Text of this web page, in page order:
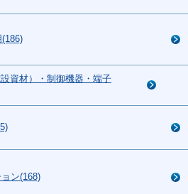
資材）・制御機器・端子
ン(168)